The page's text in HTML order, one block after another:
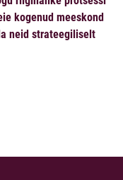
kogenud meeskond
neid strateegiliselt